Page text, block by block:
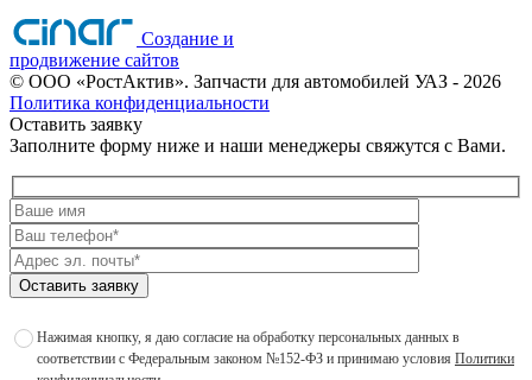
Создание и
продвижение сайтов
© ООО «РостАктив». Запчасти для автомобилей УАЗ - 2026
Политика конфиденциальности
Оставить заявку
Заполните форму ниже и наши менеджеры свяжутся с Вами.
Оставить заявку
Нажимая кнопку, я даю согласие на обработку персональных данных в
соответствии с Федеральным законом №152-ФЗ и принимаю условия Политики